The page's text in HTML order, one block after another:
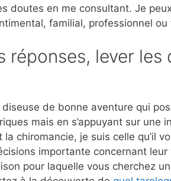
doutes en me consultant. Je
familial, professionnel ou
réponses, lever
de bonne aventure qui
mais en s’appuyant sur une
chiromancie, je suis celle qu’il
importante concernant
pour laquelle vous cherchez